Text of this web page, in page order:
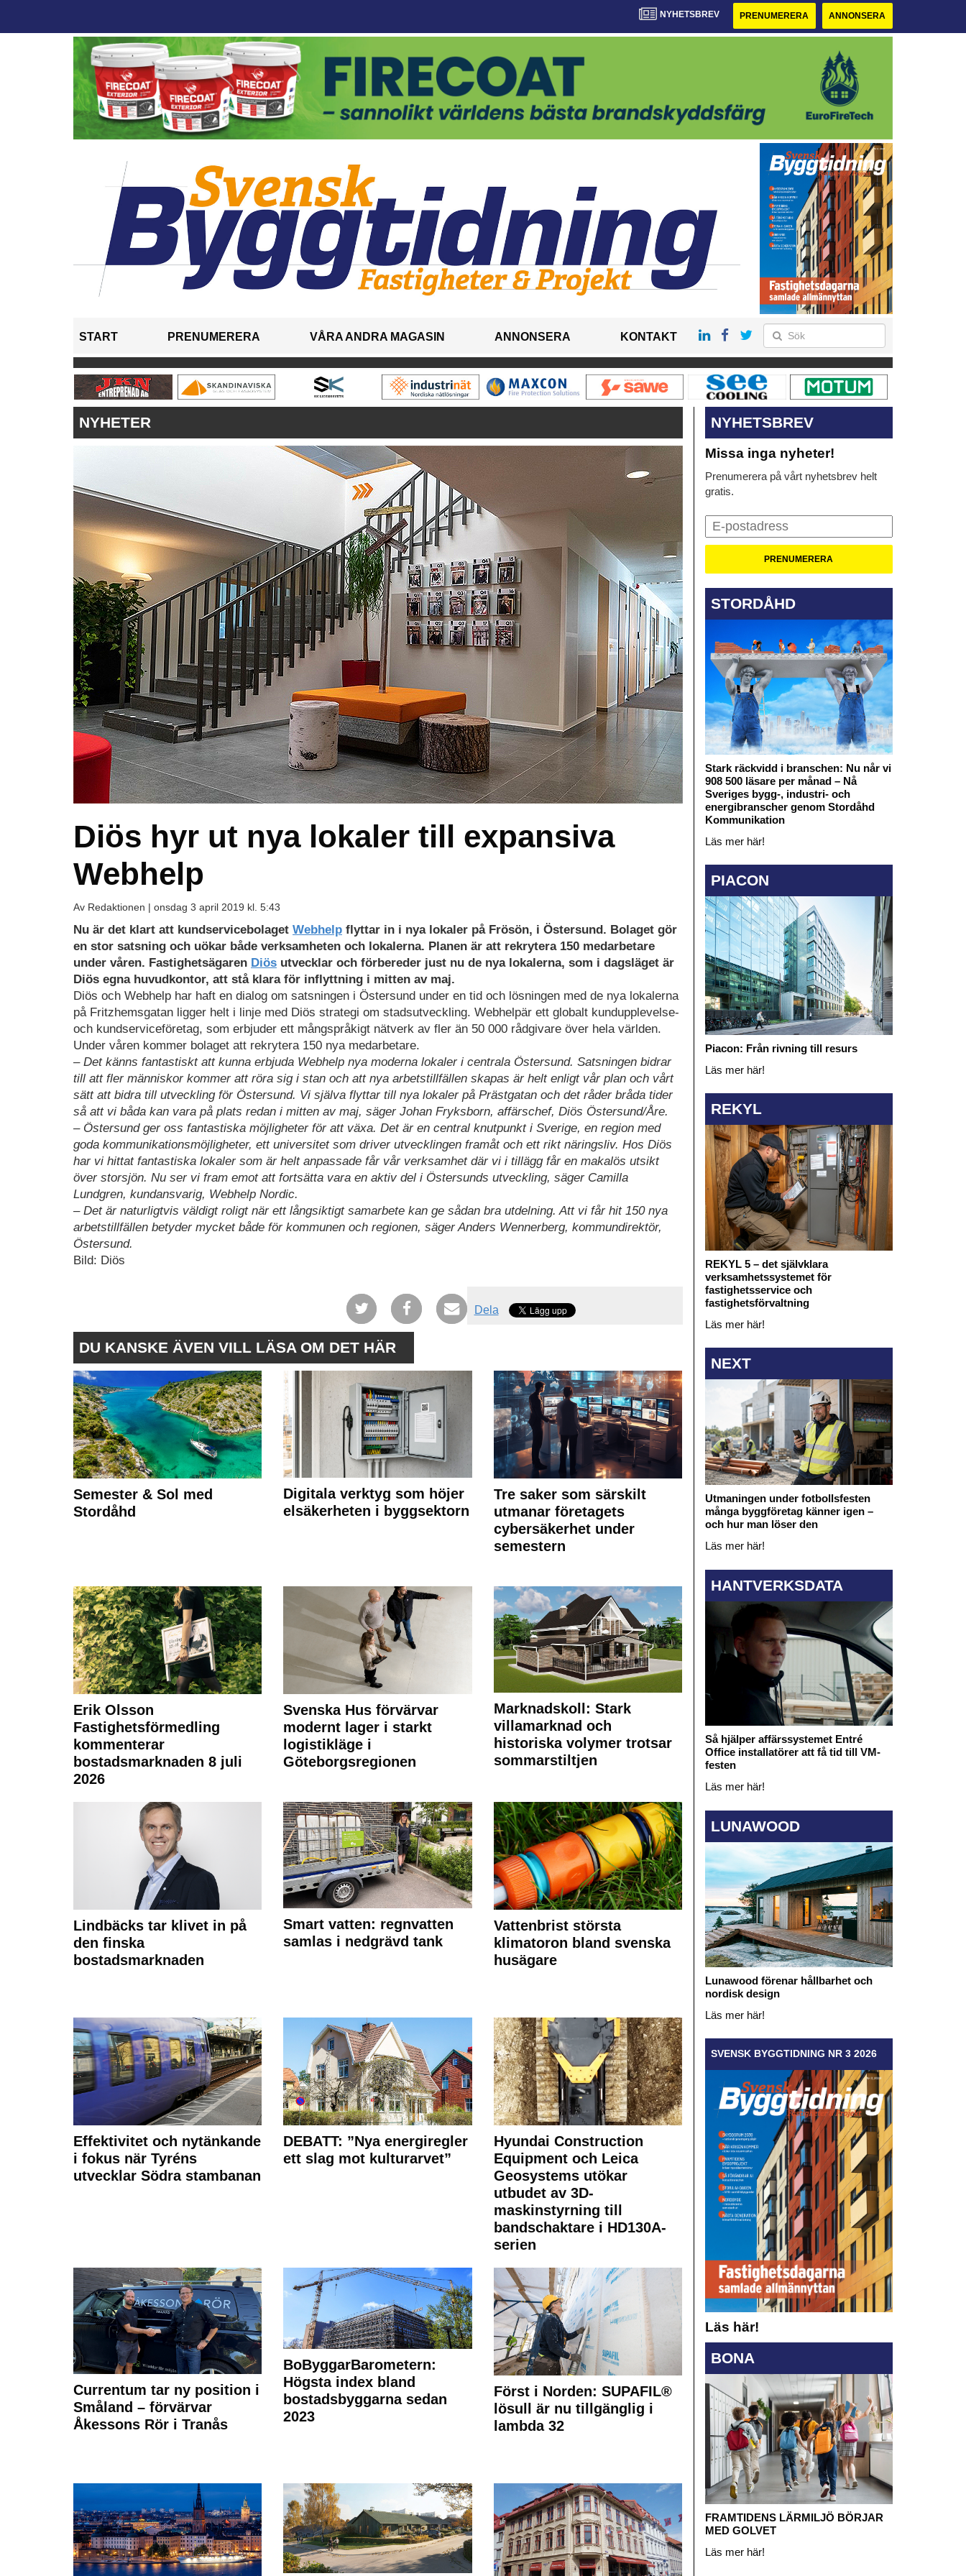
NYHETSBREV PRENUMERERA ANNONSERA
START PRENUMERERA VÅRA ANDRA MAGASIN ANNONSERA KONTAKT
NYHETER
Diös hyr ut nya lokaler till expansiva
Webhelp
Av Redaktionen | onsdag 3 april 2019 kl. 5:43
Nu är det klart att kundservicebolaget Webhelp flyttar in i nya lokaler på Frösön, i Östersund. Bolaget gör
en stor satsning och uökar både verksamheten och lokalerna. Planen är att rekrytera 150 medarbetare
under våren. Fastighetsägaren Diös utvecklar och förbereder just nu de nya lokalerna, som i dagsläget är
Diös egna huvudkontor, att stå klara för inflyttning i mitten av maj.
Diös och Webhelp har haft en dialog om satsningen i Östersund under en tid och lösningen med de nya lokalerna
på Fritzhemsgatan ligger helt i linje med Diös strategi om stadsutveckling. Webhelpär ett globalt kundupplevelse-
och kundserviceföretag, som erbjuder ett mångspråkigt nätverk av fler än 50 000 rådgivare över hela världen.
Under våren kommer bolaget att rekrytera 150 nya medarbetare.
– Det känns fantastiskt att kunna erbjuda Webhelp nya moderna lokaler i centrala Östersund. Satsningen bidrar
till att fler människor kommer att röra sig i stan och att nya arbetstillfällen skapas är helt enligt vår plan och vårt
sätt att bidra till utveckling för Östersund. Vi själva flyttar till nya lokaler på Prästgatan och det råder bråda tider
så att vi båda kan vara på plats redan i mitten av maj, säger Johan Fryksborn, affärschef, Diös Östersund/Åre.
– Östersund ger oss fantastiska möjligheter för att växa. Det är en central knutpunkt i Sverige, en region med
goda kommunikationsmöjligheter, ett universitet som driver utvecklingen framåt och ett rikt näringsliv. Hos Diös
har vi hittat fantastiska lokaler som är helt anpassade får vår verksamhet där vi i tillägg får en makalös utsikt
över storsjön. Nu ser vi fram emot att fortsätta vara en aktiv del i Östersunds utveckling, säger Camilla
Lundgren, kundansvarig, Webhelp Nordic.
– Det är naturligtvis väldigt roligt när ett långsiktigt samarbete kan ge sådan bra utdelning. Att vi får hit 150 nya
arbetstillfällen betyder mycket både för kommunen och regionen, säger Anders Wennerberg, kommundirektör,
Östersund.
Bild: Diös
Dela
DU KANSKE ÄVEN VILL LÄSA OM DET HÄR
Semester & Sol med
Stordåhd
Digitala verktyg som höjer
elsäkerheten i byggsektorn
Tre saker som särskilt
utmanar företagets
cybersäkerhet under
semestern
Erik Olsson
Fastighetsförmedling
kommenterar
bostadsmarknaden 8 juli
2026
Svenska Hus förvärvar
modernt lager i starkt
logistikläge i
Göteborgsregionen
Marknadskoll: Stark
villamarknad och
historiska volymer trotsar
sommarstiltjen
Lindbäcks tar klivet in på
den finska
bostadsmarknaden
Smart vatten: regnvatten
samlas i nedgrävd tank
Vattenbrist största
klimatoron bland svenska
husägare
Effektivitet och nytänkande
i fokus när Tyréns
utvecklar Södra stambanan
DEBATT: ”Nya energiregler
ett slag mot kulturarvet”
Hyundai Construction
Equipment och Leica
Geosystems utökar
utbudet av 3D-
maskinstyrning till
bandschaktare i HD130A-
serien
Currentum tar ny position i
Småland – förvärvar
Åkessons Rör i Tranås
BoByggarBarometern:
Högsta index bland
bostadsbyggarna sedan
2023
Först i Norden: SUPAFIL®
lösull är nu tillgänglig i
lambda 32
NYHETSBREV
Missa inga nyheter!
Prenumerera på vårt nyhetsbrev helt
gratis.
STORDÅHD
Stark räckvidd i branschen: Nu når vi
908 500 läsare per månad – Nå
Sveriges bygg-, industri- och
energibranscher genom Stordåhd
Kommunikation
Läs mer här!
PIACON
Piacon: Från rivning till resurs
Läs mer här!
REKYL
REKYL 5 – det självklara
verksamhetssystemet för
fastighetsservice och
fastighetsförvaltning
Läs mer här!
NEXT
Utmaningen under fotbollsfesten
många byggföretag känner igen –
och hur man löser den
Läs mer här!
HANTVERKSDATA
Så hjälper affärssystemet Entré
Office installatörer att få tid till VM-
festen
Läs mer här!
LUNAWOOD
Lunawood förenar hållbarhet och
nordisk design
Läs mer här!
SVENSK BYGGTIDNING NR 3 2026
Läs här!
BONA
FRAMTIDENS LÄRMILJÖ BÖRJAR
MED GOLVET
Läs mer här!